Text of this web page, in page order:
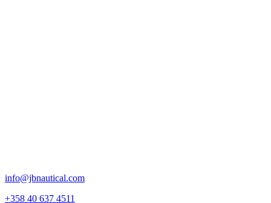
info@jbnautical.com
+358 40 637 4511